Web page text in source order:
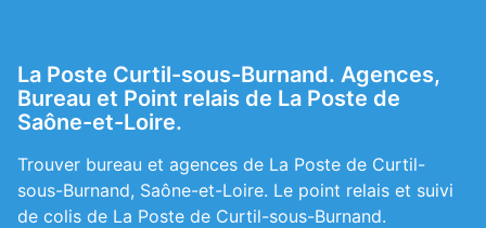
La Poste Curtil-sous-Burnand. Agences,
Bureau et Point relais de La Poste de
Saône-et-Loire.
Trouver bureau et agences de La Poste de Curtil-
sous-Burnand, Saône-et-Loire. Le point relais et suivi
de colis de La Poste de Curtil-sous-Burnand.